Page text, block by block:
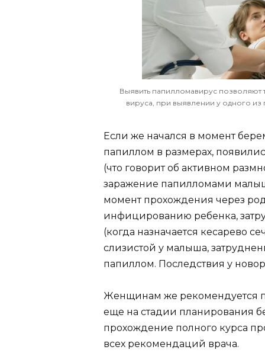
Выявить папилломавирус
вируса, при выявлении у одного
Если же начался в момент
папиллом в размерах,
(что говорит об активном
заражение папилломами
момент прохождения через
инфицированию ребенка,
(когда назначается кесарево
слизистой у малыша,
папиллом. Последствия у
Женщинам же рекомендуется
еще на стадии планирования
прохождение полного курса
всех рекомендаций врача.